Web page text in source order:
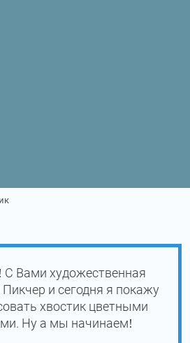
Вами художественная
и сегодня я покажу
хвостик цветными
Ну а мы начинаем!